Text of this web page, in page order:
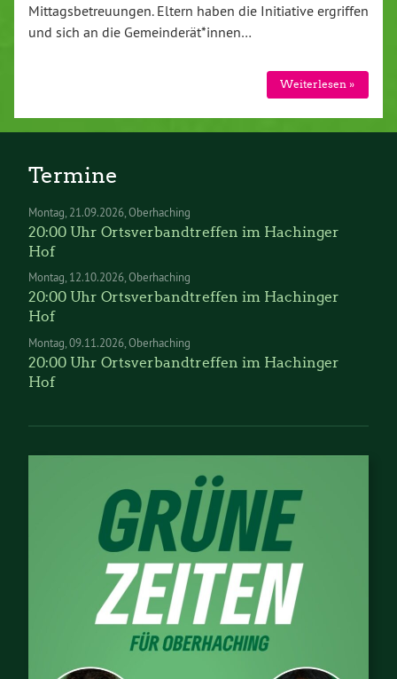
Mittagsbetreuungen. Eltern haben die Initiative ergriffen
und sich an die Gemeinderät*innen…
Weiterlesen »
Termine
Montag 21.09.2026 Oberhaching
20:00 Uhr Ortsverbandtreffen im Hachinger
Hof
Montag 12.10.2026 Oberhaching
20:00 Uhr Ortsverbandtreffen im Hachinger
Hof
Montag 09.11.2026 Oberhaching
20:00 Uhr Ortsverbandtreffen im Hachinger
Hof